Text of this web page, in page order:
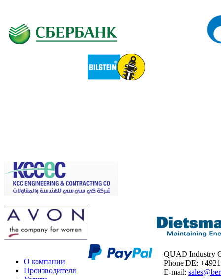
О компании
Производители
QUAD Industry
Phone DE:
E-mail: